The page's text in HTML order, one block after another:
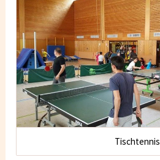
Tischtennis